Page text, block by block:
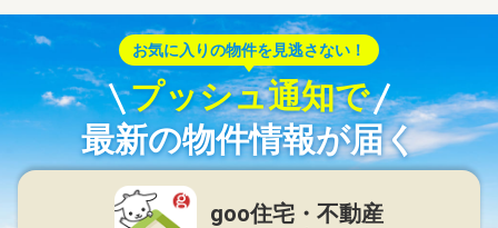
お気に入りの物件を見逃さない！
プッシュ通知で
最新の物件情報が届く
goo住宅・不動産